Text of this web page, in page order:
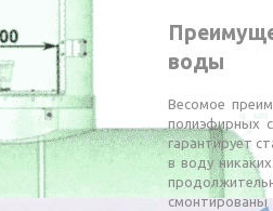
воды
Весомое
полиэфирных
гарантирует
в воду